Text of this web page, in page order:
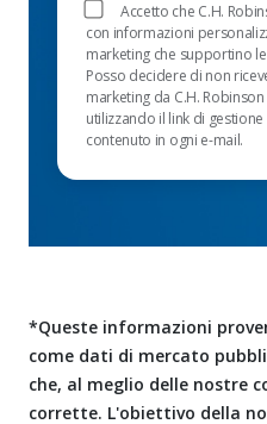
Accetto che C.H.
con informazioni
marketing che supportino
Posso decidere di non
marketing da C.H.
utilizzando il link di
contenuto in ogni e-mail.
*Queste informazioni
come dati di mercato
che, al meglio delle nostre
corrette. L'obiettivo della